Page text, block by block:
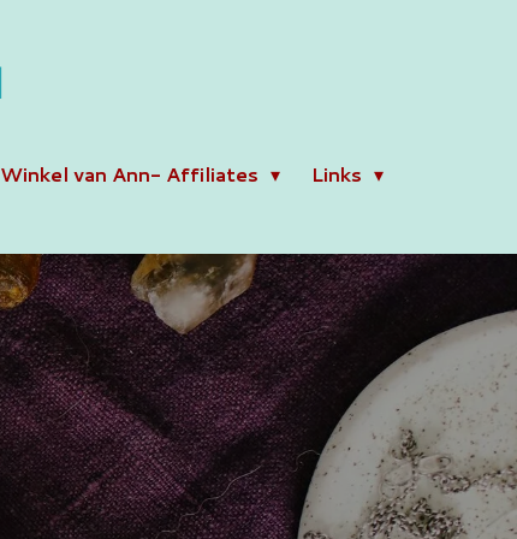
Winkel van Ann- Affiliates
Links